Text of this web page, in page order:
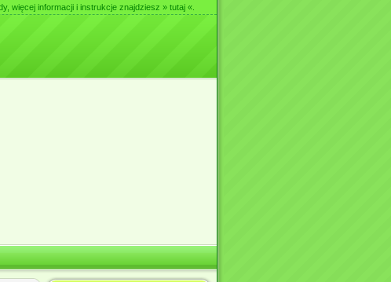
więcej informacji i instrukcje znajdziesz » tutaj «